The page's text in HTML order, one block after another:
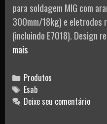
para soldagem MIG com
300mm/18kg) e eletrodos
(incluindo E7018). Design
mais
Solda
Multiprocesso
CompactMig
Categories
Produtos
Tags
Esab
Deixe seu comentário